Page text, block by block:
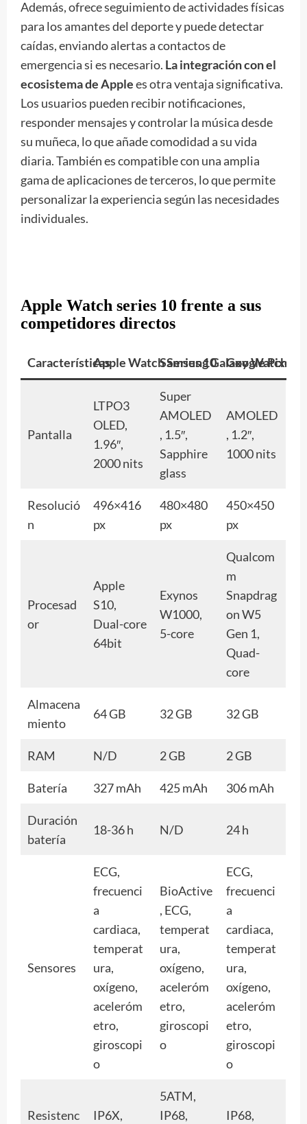
Además, ofrece seguimiento de actividades físicas
para los amantes del deporte y puede detectar
caídas, enviando alertas a contactos de
emergencia si es necesario. La integración con el
ecosistema de Applees otra ventaja significativa.
Los usuarios pueden recibir notificaciones,
responder mensajes y controlar la música desde
su muñeca, lo que añade comodidad a su vida
diaria. También es compatible con una amplia
gama de aplicaciones de terceros, lo que permite
personalizar la experiencia según las necesidades
individuales.
Apple Watch series 10 frente a sus
competidores directos
CaracterísticasApple Watch Series 10Samsung Galaxy Watch 7
Google Pixel
Pantalla
LTPO3
OLED,
1.96″,
2000 nits
Super
AMOLED
, 1.5″,
Sapphire
glass
AMOLED
, 1.2″,
1000 nits
Resolució
n
496×416
px
480×480
px
450×450
px
Procesad
or
Apple
S10,
Dual-core
64bit
Exynos
W1000,
5-core
Qualcom
m
Snapdrag
on W5
Gen 1,
Quad-
core
Almacena
miento
64 GB 32 GB 32 GB
RAM N/D 2 GB 2 GB
Batería 327 mAh 425 mAh 306 mAh
Duración
batería
18-36 h N/D 24 h
Sensores
ECG,
frecuenci
a
cardiaca,
temperat
ura,
oxígeno,
aceleróm
etro,
giroscopi
o
BioActive
, ECG,
temperat
ura,
oxígeno,
aceleróm
etro,
giroscopi
o
ECG,
frecuenci
a
cardiaca,
temperat
ura,
oxígeno,
aceleróm
etro,
giroscopi
o
Resistenc
IP6X,
5ATM,
IP68,
IP68,